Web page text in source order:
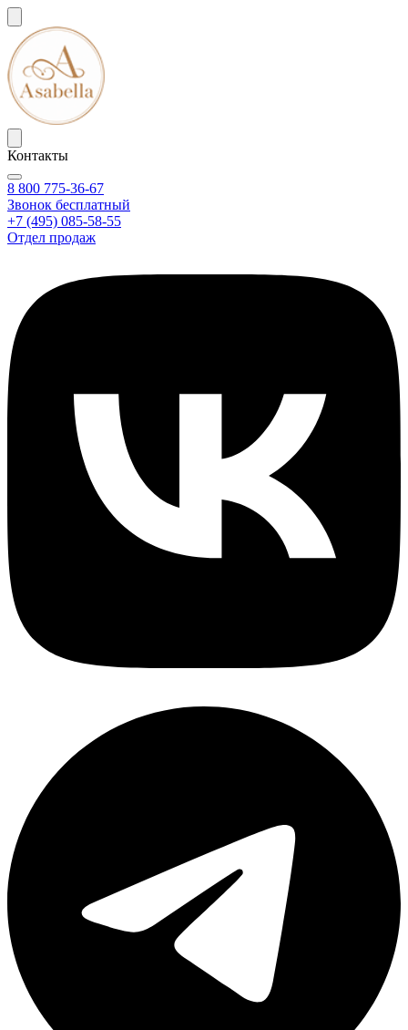
Контакты
8 800 775-36-67
Звонок бесплатный
+7 (495) 085-58-55
Отдел продаж